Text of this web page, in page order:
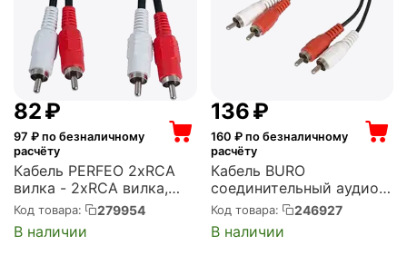
‍82‍₽
97 ₽ по безналичному
расчёту
Кабель PERFEO 2xRCA
вилка - 2xRCA вилка,
длина 2 м. (R3003)
Код товара: 279954
В наличии
‍136‍₽
160 ₽ по безналичному
расчёту
Кабель BURO
соединительный аудио
2хRCA (m)/2хRCA (m)
3м. черный (BAAC024-3)
Код товара: 246927
В наличии